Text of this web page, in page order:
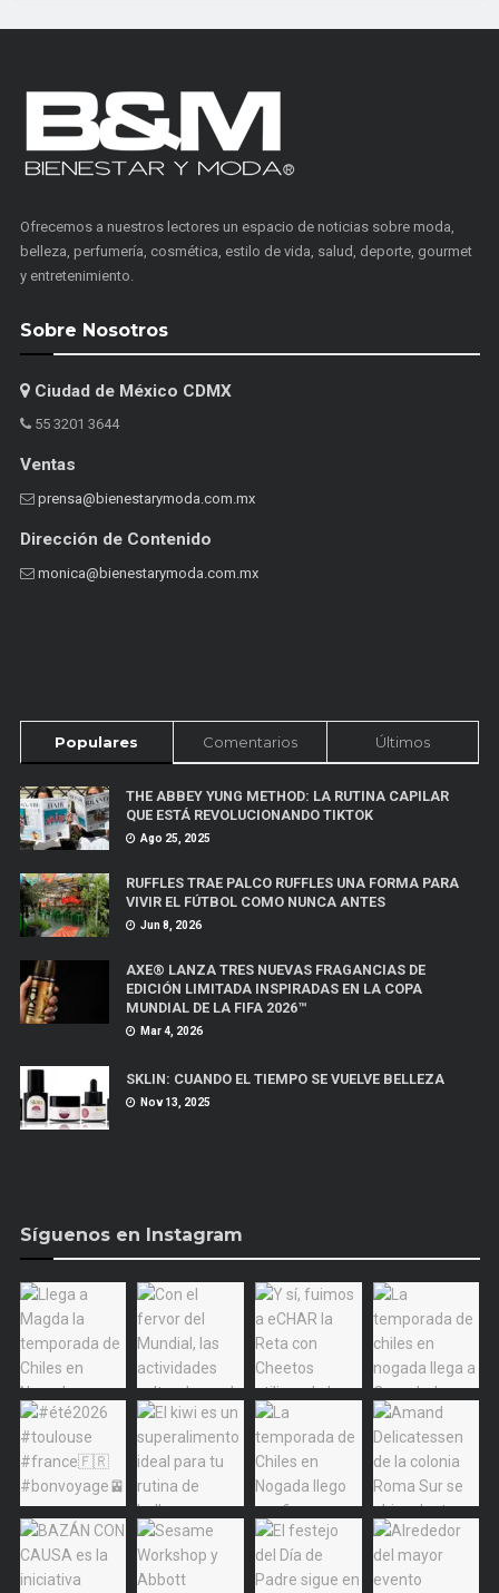
Ofrecemos a nuestros lectores un espacio de noticias sobre moda,
belleza, perfumería, cosmética, estilo de vida, salud, deporte, gourmet
y entretenimiento.
Sobre Nosotros
Ciudad de México CDMX
55 3201 3644
Ventas
prensa@bienestarymoda.com.mx
Dirección de Contenido
monica@bienestarymoda.com.mx
Populares Comentarios Últimos
THE ABBEY YUNG METHOD: LA RUTINA CAPILAR
QUE ESTÁ REVOLUCIONANDO TIKTOK
Ago 25, 2025
RUFFLES TRAE PALCO RUFFLES UNA FORMA PARA
VIVIR EL FÚTBOL COMO NUNCA ANTES
Jun 8, 2026
AXE® LANZA TRES NUEVAS FRAGANCIAS DE
EDICIÓN LIMITADA INSPIRADAS EN LA COPA
MUNDIAL DE LA FIFA 2026™
Mar 4, 2026
SKLIN: CUANDO EL TIEMPO SE VUELVE BELLEZA
Nov 13, 2025
Síguenos en Instagram